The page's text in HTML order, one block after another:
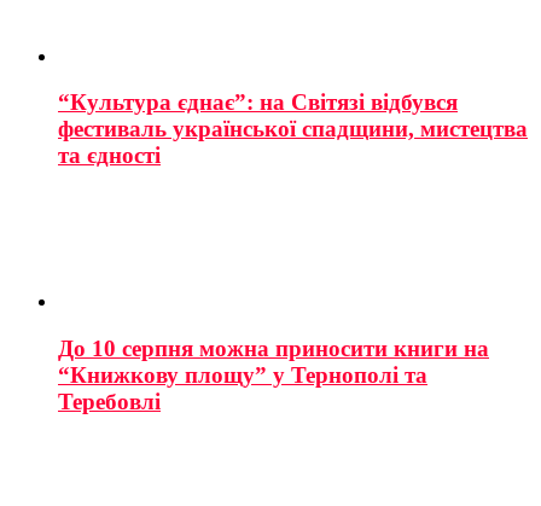
“Культура єднає”: на Світязі відбувся
фестиваль української спадщини, мистецтва
та єдності
До 10 серпня можна приносити книги на
“Книжкову площу” у Тернополі та
Теребовлі